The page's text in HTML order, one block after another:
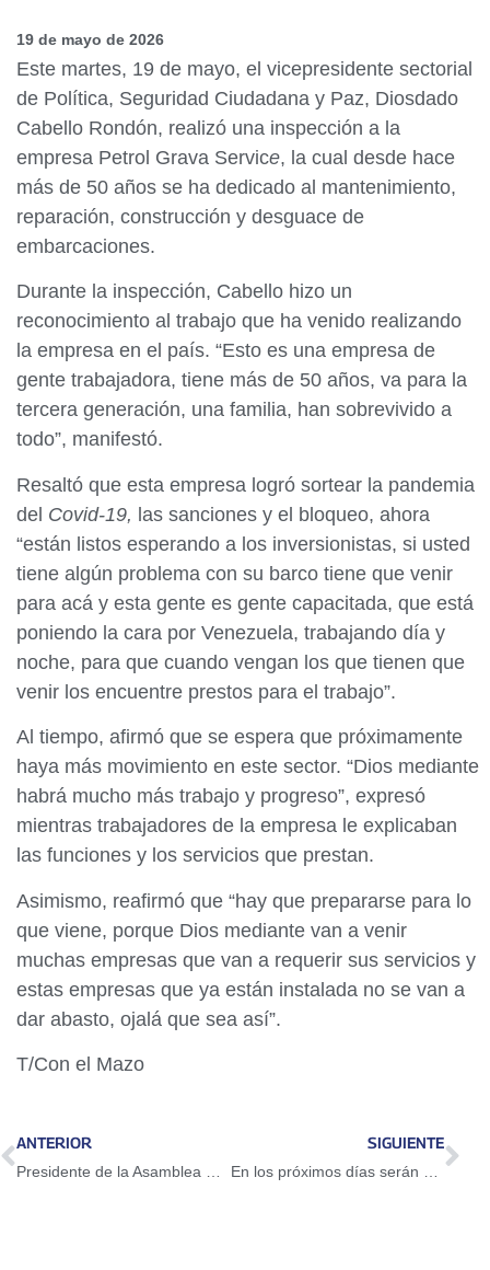
19 de mayo de 2026
Este martes, 19 de mayo, el vicepresidente sectorial
de Política, Seguridad Ciudadana y Paz, Diosdado
Cabello Rondón, realizó una inspección a la
empresa Petrol Grava Service, la cual desde hace
más de 50 años se ha dedicado al mantenimiento,
reparación, construcción y desguace de
embarcaciones.
Durante la inspección, Cabello hizo un
reconocimiento al trabajo que ha venido realizando
la empresa en el país. “Esto es una empresa de
gente trabajadora, tiene más de 50 años, va para la
tercera generación, una familia, han sobrevivido a
todo”, manifestó.
Resaltó que esta empresa logró sortear la pandemia
del Covid-19, las sanciones y el bloqueo, ahora
“están listos esperando a los inversionistas, si usted
tiene algún problema con su barco tiene que venir
para acá y esta gente es gente capacitada, que está
poniendo la cara por Venezuela, trabajando día y
noche, para que cuando vengan los que tienen que
venir los encuentre prestos para el trabajo”.
Al tiempo, afirmó que se espera que próximamente
haya más movimiento en este sector. “Dios mediante
habrá mucho más trabajo y progreso”, expresó
mientras trabajadores de la empresa le explicaban
las funciones y los servicios que prestan.
Asimismo, reafirmó que “hay que prepararse para lo
que viene, porque Dios mediante van a venir
muchas empresas que van a requerir sus servicios y
estas empresas que ya están instalada no se van a
dar abasto, ojalá que sea así”.
T/Con el Mazo
ANTERIOR
Presidente de la Asamblea Nacional: Vamos en la lucha por limpiar el sistema de justicia de Venezuela
SIGUIENTE
En los próximos días serán puestas en libertad 300 personas más allá de la Ley de Amnistía